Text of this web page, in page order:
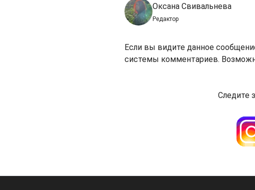
Оксана Свивальнева
Редактор
Если вы видите данное
системы комментариев.
Следите